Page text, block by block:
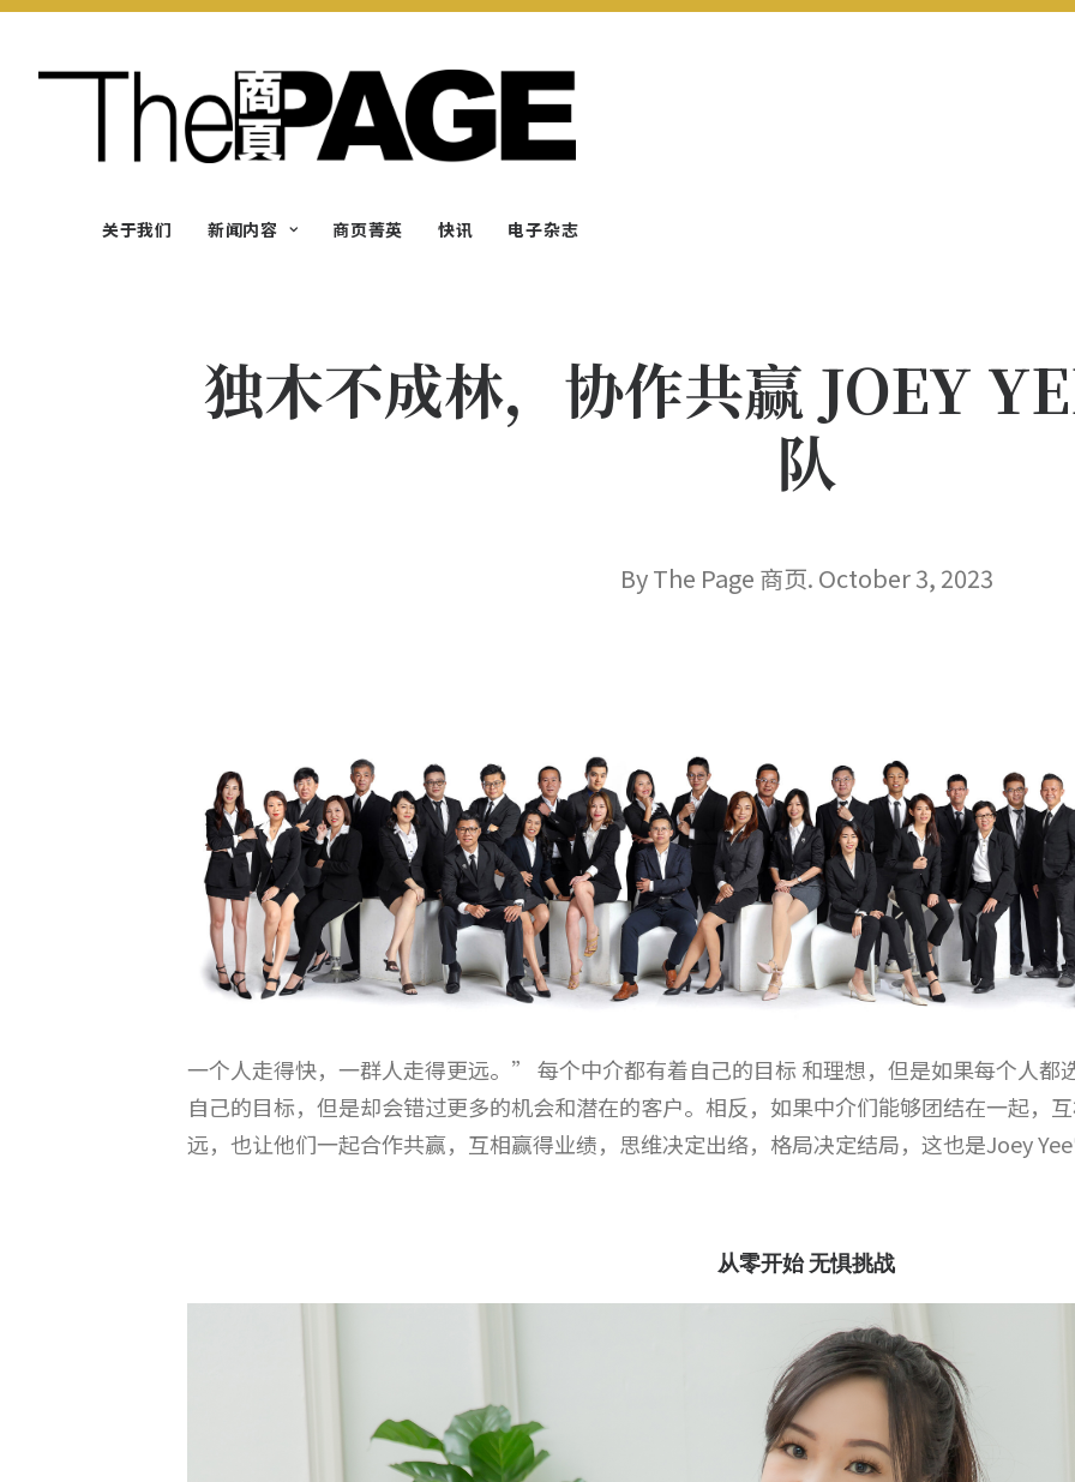
关于我们 新闻内容 商页菁英 快讯 电子杂志
独木不成林，协作共赢 JOEY
队
By The Page 商页. October 3, 2023
一个人走得快，一群人走得更远。 ” 每个中介都有着自己的目标 和理想，但是如果每个人都
自己的目标，但是却会错过更多的机会和潜在的客户。相反，如果中介们能够团结在一起，
远，也让他们一起合作共赢，互相赢得业绩，思维决定出络，格局决定结局，这也是Joey Yee
从零开始 无惧挑战